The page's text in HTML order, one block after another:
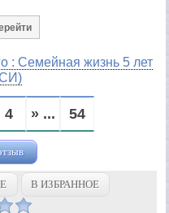
: Семейная жизнь 5 лет
4 » ... 54
В ИЗБРАННОЕ